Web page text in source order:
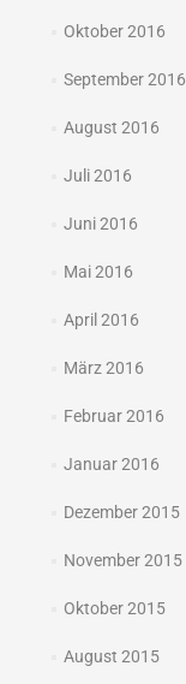
Oktober 2016
September 2016
August 2016
Juli 2016
Juni 2016
Mai 2016
April 2016
März 2016
Februar 2016
Januar 2016
Dezember 2015
November 2015
Oktober 2015
August 2015